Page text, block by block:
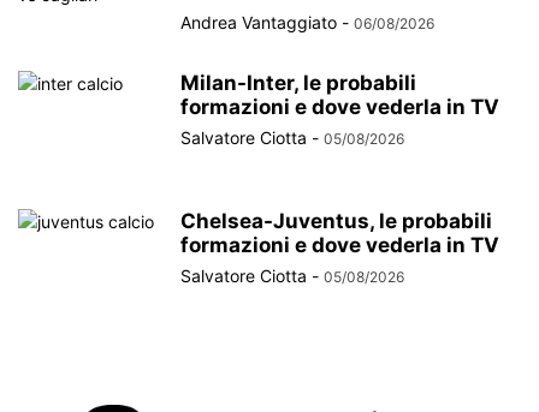
Andrea Vantaggiato - 06/08/2026
Milan-Inter, le probabili
formazioni e dove vederla in TV
Salvatore Ciotta - 05/08/2026
Chelsea-Juventus, le probabili
formazioni e dove vederla in TV
Salvatore Ciotta - 05/08/2026